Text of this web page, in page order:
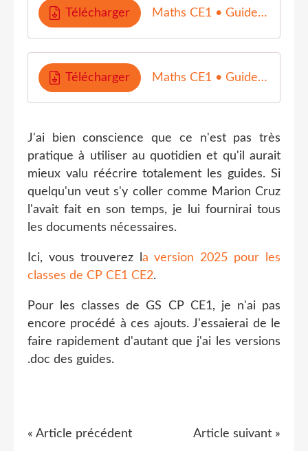
Télécharger Maths CE1 • Guide du maitre • P4
Télécharger Maths CE1 • Guide du maitre • P5-Ajouts 2025
J'ai bien conscience que ce n'est pas très
pratique à utiliser au quotidien et qu'il aurait
mieux valu réécrire totalement les guides. Si
quelqu'un veut s'y coller comme Marion Cruz
l'avait fait en son temps, je lui fournirai tous
les documents nécessaires.
Ici, vous trouverez l a version 2025 pour les
classes de CP CE1 CE2.
Pour les classes de GS CP CE1, je n'ai pas
encore procédé à ces ajouts. J'essaierai de le
faire rapidement d'autant que j'ai les versions
.doc des guides.
« Article précédent Article suivant »